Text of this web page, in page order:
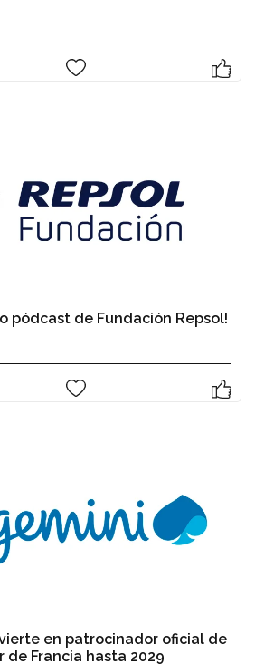
pódcast de Fundación Repsol!
en patrocinador oficial de
de Francia hasta 2029